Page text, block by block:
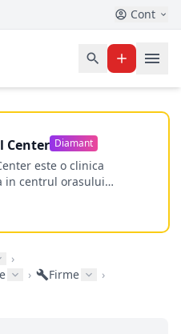
Cont
Center Diamant
este o clinica
in centrul orasului
o experienta de
2009 clinica isi
›
› Firme
›